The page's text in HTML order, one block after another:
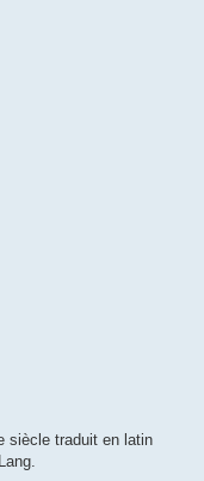
siècle traduit en latin